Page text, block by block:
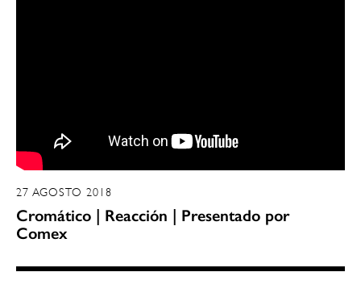
27 AGOSTO 2018
Cromático | Reacción | Presentado por
Comex